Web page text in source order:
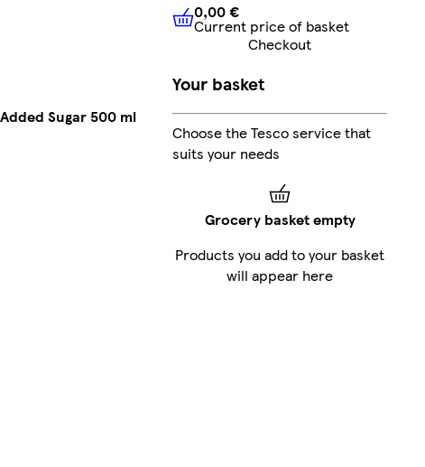
Sugar 500 ml
0,00 €Current price of
0,00 €
Current price of basket
Checkout
Your basket
Choose the Tesco service that
suits your needs
Grocery basket empty
Products you add to your basket
will appear here